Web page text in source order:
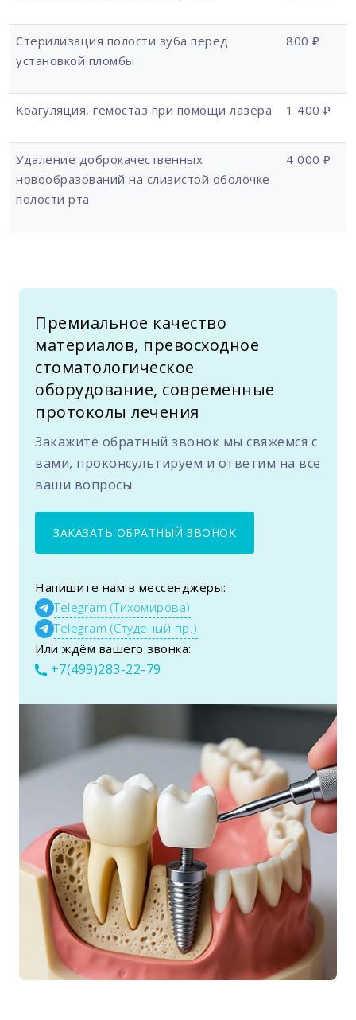
Стерилизация полости зуба перед
установкой пломбы
800 ₽
Коагуляция, гемостаз при помощи лазера 1 400 ₽
Удаление доброкачественных
новообразований на слизистой оболочке
полости рта
4 000 ₽
Премиальное качество
материалов, превосходное
стоматологическое
оборудование, современные
протоколы лечения
Закажите обратный звонок мы свяжемся с
вами, проконсультируем и ответим на все
ваши вопросы
ЗАКАЗАТЬ ОБРАТНЫЙ ЗВОНОК
Напишите нам в мессенджеры:
Telegram (Тихомирова)
Telegram (Студеный пр.)
Или ждём вашего звонка:
+7(499)283-22-79